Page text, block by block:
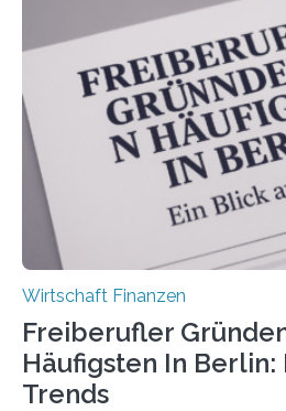
durchgeführt haben. Die Studie
Antworten von 1.440
Versicherungsvertreter*innen
Ergebnis: Deutlich mehr als die
über 50 Jahre alt und wird in den
Nachfolgeregelung benötigen.
bereits Regelungen…
Wirtschaft Finanzen
Freiberufler
Häufigsten In Berlin:
Trends